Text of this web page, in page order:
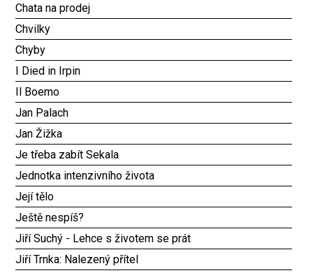
Chata na prodej
Chvilky
Chyby
I Died in Irpin
Il Boemo
Jan Palach
Jan Žižka
Je třeba zabít Sekala
Jednotka intenzivního života
Její tělo
Ještě nespíš?
Jiří Suchý - Lehce s životem se prát
Jiří Trnka: Nalezený přítel